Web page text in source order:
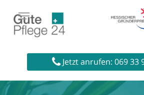
main
Jetzt anrufen: 069 33
Startseite»Prophylaxen in der
Dehydrationsprophylaxe